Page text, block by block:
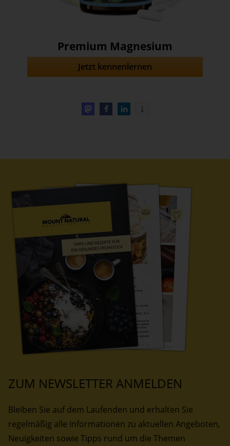
Premium Magnesium
Jetzt kennenlernen
ZUM NEWSLETTER ANMELDEN
Bleiben Sie auf dem Laufenden und erhalten Sie
regelmäßig alle Informationen zu aktuellen Angeboten,
Neuigkeiten sowie Tipps rund um die Themen